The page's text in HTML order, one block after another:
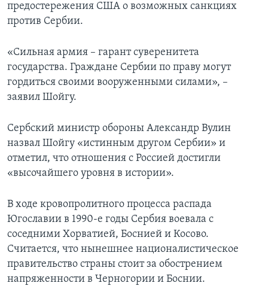
предостережения США о возможных санкциях
против Сербии.
«Сильная армия – гарант суверенитета
государства. Граждане Сербии по праву могут
гордиться своими вооруженными силами», –
заявил Шойгу.
Сербский министр обороны Александр Вулин
назвал Шойгу «истинным другом Сербии» и
отметил, что отношения с Россией достигли
«высочайшего уровня в истории».
В ходе кровопролитного процесса распада
Югославии в 1990-е годы Сербия воевала с
соседними Хорватией, Боснией и Косово.
Считается, что нынешнее националистическое
правительство страны стоит за обострением
напряженности в Черногории и Боснии.